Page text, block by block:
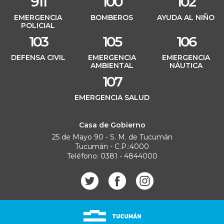
EMERGENCIA
POLICIAL
BOMBEROS AYUDA AL NIÑO
103
DEFENSA CIVIL
105
EMERGENCIA
AMBIENTAL
106
EMERGENCIA
NÁUTICA
107
EMERGENCIA SALUD
Casa de Gobierno
25 de Mayo 90 - S. M. de Tucumán
Tucumán - C.P.:4000
Teléfono: 0381 - 4844000